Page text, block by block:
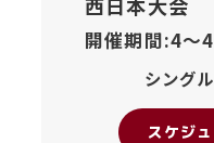
開催期間:4〜
シング
スケジ